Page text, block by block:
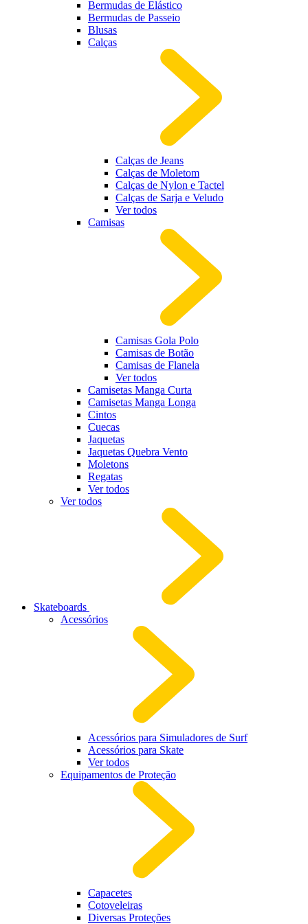
Bermudas de Elástico
Bermudas de Passeio
Blusas
Calças
Calças de Jeans
Calças de Moletom
Calças de Nylon e Tactel
Calças de Sarja e Veludo
Ver todos
Camisas
Camisas Gola Polo
Camisas de Botão
Camisas de Flanela
Ver todos
Camisetas Manga Curta
Camisetas Manga Longa
Cintos
Cuecas
Jaquetas
Jaquetas Quebra Vento
Moletons
Regatas
Ver todos
Ver todos
Skateboards
Acessórios
Acessórios para Simuladores de Surf
Acessórios para Skate
Ver todos
Equipamentos de Proteção
Capacetes
Cotoveleiras
Diversas Proteções